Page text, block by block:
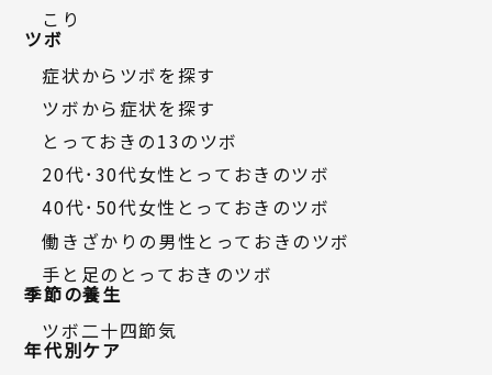
こり
ツボ
症状からツボを探す
ツボから症状を探す
とっておきの13のツボ
20代・30代女性とっておきのツボ
40代・50代女性とっておきのツボ
働きざかりの男性とっておきのツボ
手と足のとっておきのツボ
季節の養生
ツボ二十四節気
年代別ケア